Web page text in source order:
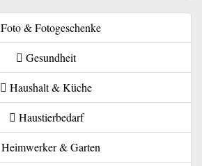
Foto & Fotogeschenke
Gesundheit
Haushalt & Küche
Haustierbedarf
Heimwerker & Garten